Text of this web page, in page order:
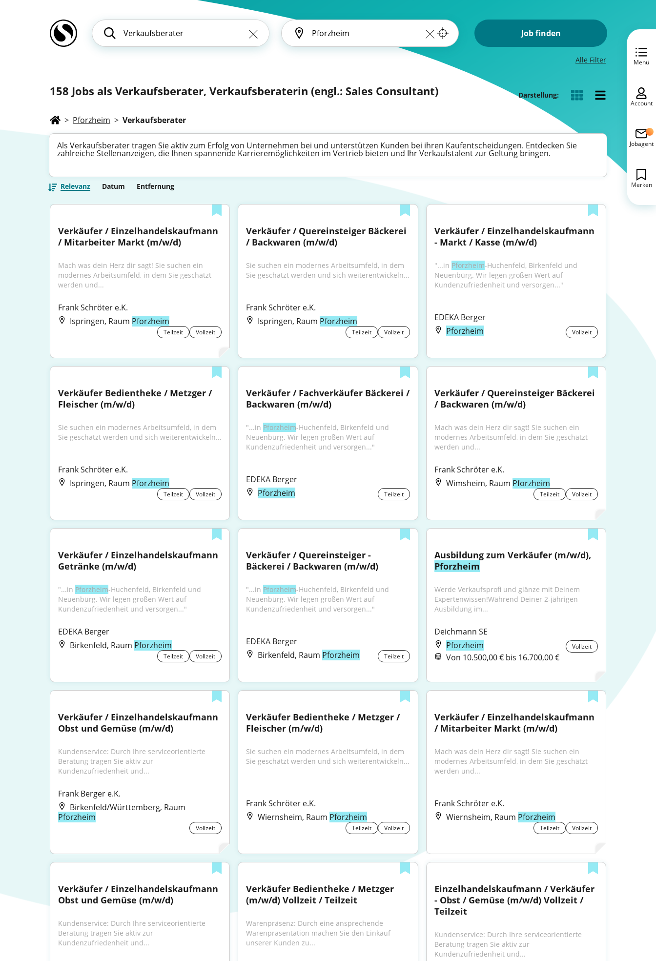
Job finden
Alle Filter
158 Jobs als Verkaufsberater, Verkaufsberaterin (engl.: Sales Consultant) Darstellung:
> Pforzheim > Verkaufsberater
Als Verkaufsberater tragen Sie aktiv zum Erfolg von Unternehmen bei und unterstützen Kunden bei ihren Kaufentscheidungen. Entdecken Sie
zahlreiche Stellenanzeigen, die Ihnen spannende Karrieremöglichkeiten im Vertrieb bieten und Ihr Verkaufstalent zur Geltung bringen.
Relevanz Datum Entfernung
Verkäufer / Einzelhandelskaufmann
/ Mitarbeiter Markt (m/w/d)
Mach was dein Herz dir sagt! Sie suchen ein
modernes Arbeitsumfeld, in dem Sie geschätzt
werden und...
Frank Schröter e.K.
Ispringen, Raum Pforzheim
Teilzeit Vollzeit
Verkäufer / Quereinsteiger Bäckerei
/ Backwaren (m/w/d)
Sie suchen ein modernes Arbeitsumfeld, in dem
Sie geschätzt werden und sich weiterentwickeln...
Frank Schröter e.K.
Ispringen, Raum Pforzheim
Teilzeit Vollzeit
Verkäufer / Einzelhandelskaufmann
- Markt / Kasse (m/w/d)
"...in Pforzheim-Huchenfeld, Birkenfeld und
Neuenbürg. Wir legen großen Wert auf
Kundenzufriedenheit und versorgen..."
EDEKA Berger
Pforzheim
Vollzeit
Verkäufer Bedientheke / Metzger /
Fleischer (m/w/d)
Sie suchen ein modernes Arbeitsumfeld, in dem
Sie geschätzt werden und sich weiterentwickeln...
Frank Schröter e.K.
Ispringen, Raum Pforzheim
Teilzeit Vollzeit
Verkäufer / Fachverkäufer Bäckerei /
Backwaren (m/w/d)
"...in Pforzheim-Huchenfeld, Birkenfeld und
Neuenbürg. Wir legen großen Wert auf
Kundenzufriedenheit und versorgen..."
EDEKA Berger
Pforzheim
Teilzeit
Verkäufer / Quereinsteiger Bäckerei
/ Backwaren (m/w/d)
Mach was dein Herz dir sagt! Sie suchen ein
modernes Arbeitsumfeld, in dem Sie geschätzt
werden und...
Frank Schröter e.K.
Wimsheim, Raum Pforzheim
Teilzeit Vollzeit
Verkäufer / Einzelhandelskaufmann
Getränke (m/w/d)
"...in Pforzheim-Huchenfeld, Birkenfeld und
Neuenbürg. Wir legen großen Wert auf
Kundenzufriedenheit und versorgen..."
EDEKA Berger
Birkenfeld, Raum Pforzheim
Teilzeit Vollzeit
Verkäufer / Quereinsteiger -
Bäckerei / Backwaren (m/w/d)
"...in Pforzheim-Huchenfeld, Birkenfeld und
Neuenbürg. Wir legen großen Wert auf
Kundenzufriedenheit und versorgen..."
EDEKA Berger
Birkenfeld, Raum Pforzheim Teilzeit
Pforzheim
Werde Verkaufsprofi und glänze mit Deinem
Expertenwissen!Während Deiner 2-jährigen
Ausbildung im...
Deichmann SE
Pforzheim
Vollzeit
Von 10.500,00 € bis 16.700,00 €
Verkäufer / Einzelhandelskaufmann
Obst und Gemüse (m/w/d)
Kundenservice: Durch Ihre serviceorientierte
Beratung tragen Sie aktiv zur
Kundenzufriedenheit und...
Frank Berger e.K.
Birkenfeld/Württemberg, Raum
Pforzheim
Vollzeit
Verkäufer Bedientheke / Metzger /
Fleischer (m/w/d)
Sie suchen ein modernes Arbeitsumfeld, in dem
Sie geschätzt werden und sich weiterentwickeln...
Frank Schröter e.K.
Wiernsheim, Raum Pforzheim
Teilzeit Vollzeit
Verkäufer / Einzelhandelskaufmann
/ Mitarbeiter Markt (m/w/d)
Mach was dein Herz dir sagt! Sie suchen ein
modernes Arbeitsumfeld, in dem Sie geschätzt
werden und...
Frank Schröter e.K.
Wiernsheim, Raum Pforzheim
Teilzeit Vollzeit
Verkäufer / Einzelhandelskaufmann
Obst und Gemüse (m/w/d)
Kundenservice: Durch Ihre serviceorientierte
Beratung tragen Sie aktiv zur
Kundenzufriedenheit und...
Verkäufer Bedientheke / Metzger
(m/w/d) Vollzeit / Teilzeit
Warenpräsenz: Durch eine ansprechende
Warenpräsentation machen Sie den Einkauf
unserer Kunden zu...
Einzelhandelskaufmann / Verkäufer
- Obst / Gemüse (m/w/d) Vollzeit /
Teilzeit
Kundenservice: Durch Ihre serviceorientierte
Beratung tragen Sie aktiv zur
Kundenzufriedenheit und...
Menü
Account
Jobagent
Merken